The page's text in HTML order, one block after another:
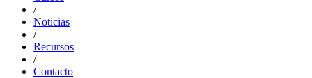
/
Noticias
/
Recursos
/
Contacto